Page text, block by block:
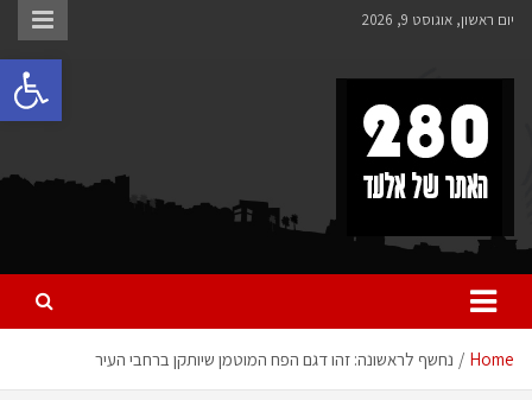
Skipיום ראשון, אוגוסט 9, 2026
280 – חדשות אלעד
כל מה שחדש ומעניין באלעד
Home נחשף לראשונה: זהו דגם הפח המוטמן שיותקן ברחבי העיר